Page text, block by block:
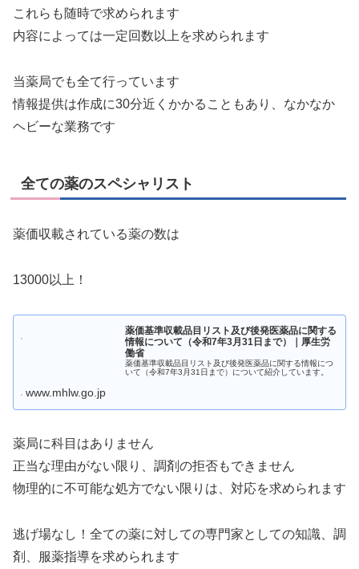
これらも随時で求められます
内容によっては一定回数以上を求められます
当薬局でも全て行っています
情報提供は作成に30分近くかかることもあり、なかなか
ヘビーな業務です
全ての薬のスペシャリスト
薬価収載されている薬の数は
13000以上！
薬価基準収載品目リスト及び後発医薬品に関する
情報について（令和7年3月31日まで）｜厚生労
働省
薬価基準収載品目リスト及び後発医薬品に関する情報につ
いて（令和7年3月31日まで）について紹介しています。
www.mhlw.go.jp
薬局に科目はありません
正当な理由がない限り、調剤の拒否もできません
物理的に不可能な処方でない限りは、対応を求められます
逃げ場なし！全ての薬に対しての専門家としての知識、調
剤、服薬指導を求められます